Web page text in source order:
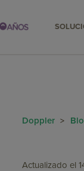
Doppler >
Actualizado el